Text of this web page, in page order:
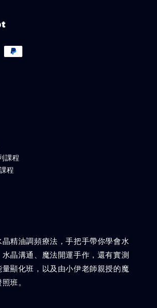
課程
程
精油調頻療法，手把手帶你學會水
晶溝通、魔法開運手作，還有實測
顯化班，以及由小伊老師親授的魔
班。